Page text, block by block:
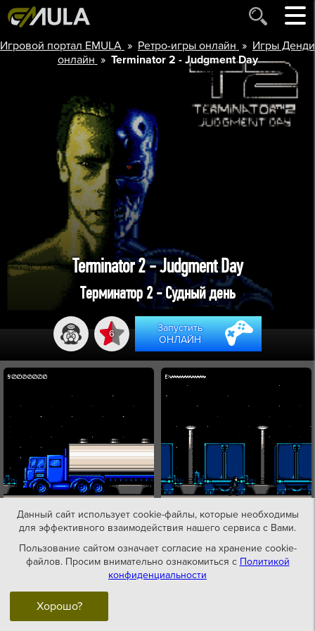
Игровой портал EMULA » Ретро-игры онлайн » Игры Денди
онлайн » Terminator 2 - Judgment Day
Terminator 2 - Judgment Day
Терминатор 2 - Судный день
6
Запустить
ОНЛАЙН
Данный сайт использует cookie-файлы, которые необходимы
для эффективного взаимодействия нашего сервиса с Вами.
Пользование сайтом означает согласие на хранение cookie-
файлов. Просим внимательно ознакомиться с Политикой
конфиденциальности
Хорошо?